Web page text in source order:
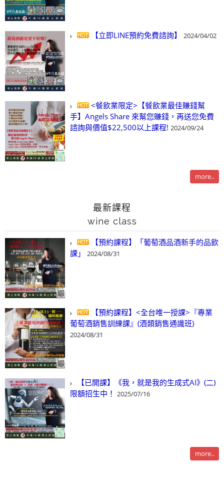
【立即LINE預約免費諮詢】 2024/04/02
<餐飲業限定>【餐飲業最佳賺錢幫
手】Angels Share 來幫您賺錢，再送您免費
諮詢與價值$22,500以上課程! 2024/09/24
more..
最新課程
wine class
【預約課程】「葡萄酒品酒新手的品飲
課」
2024/08/31
【預約課程】<全台唯一授課>『專業
葡萄酒銷售訓練課』(酒類銷售通識班)
2024/08/31
【已開課】《我，就是我的生成式AI》(二)
限額招生中！ 2025/07/16
more..